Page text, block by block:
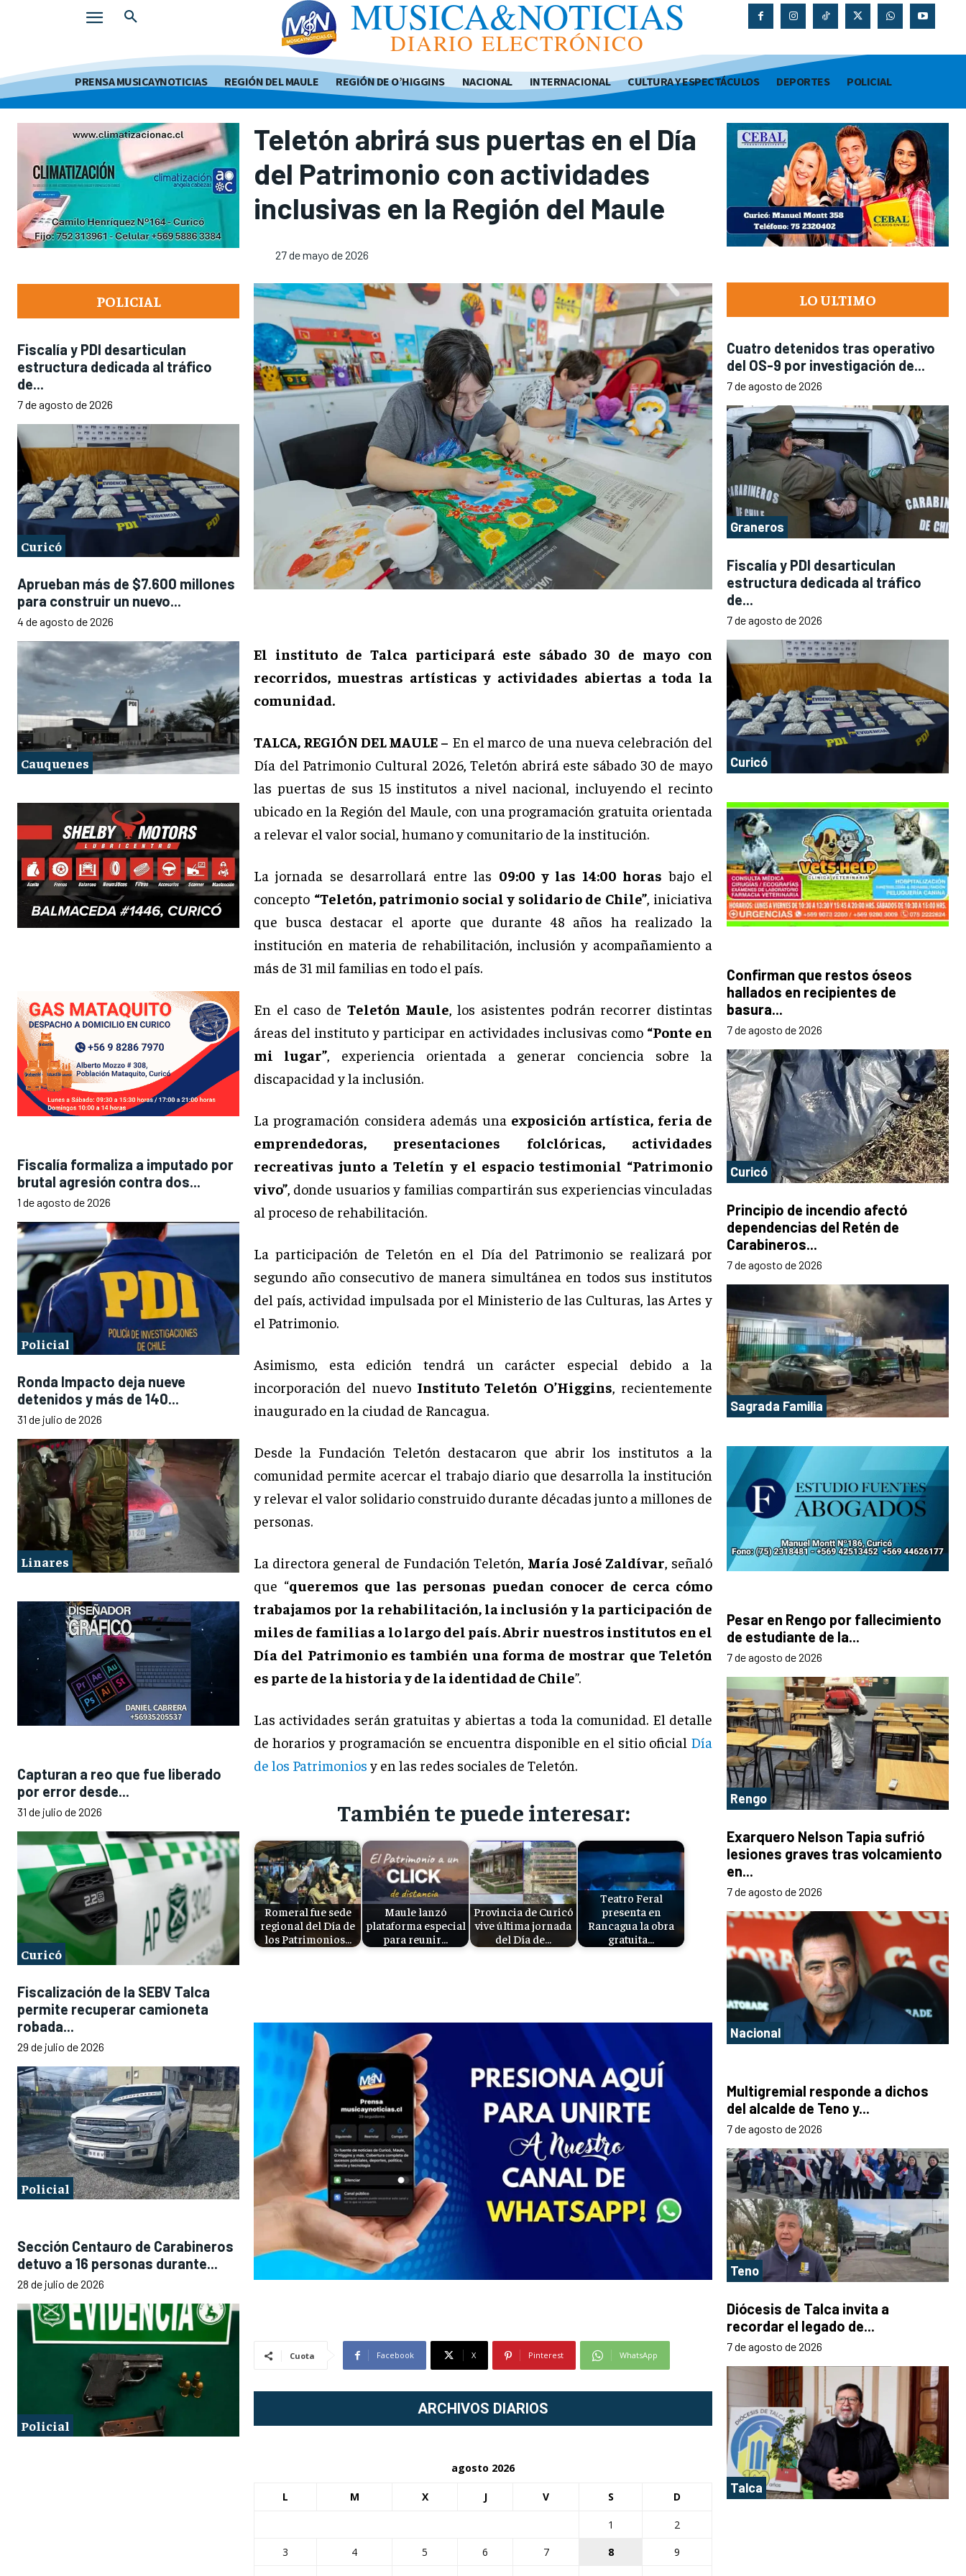
MUSICA&NOTICIAS
DIARIO ELECTRÓNICO
PRENSA MUSICAYNOTICIAS REGIÓN DEL MAULE REGIÓN DE O’HIGGINS NACIONAL INTERNACIONAL CULTURA Y ESPECTÁCULOS DEPORTES POLICIAL
POLICIAL
Fiscalía y PDI desarticulan
estructura dedicada al tráfico
de...
7 de agosto de 2026
Curicó
Aprueban más de $7.600 millones
para construir un nuevo...
4 de agosto de 2026
Cauquenes
Fiscalía formaliza a imputado por
brutal agresión contra dos...
1 de agosto de 2026
Policial
Ronda Impacto deja nueve
detenidos y más de 140...
31 de julio de 2026
Linares
Capturan a reo que fue liberado
por error desde...
31 de julio de 2026
Curicó
Fiscalización de la SEBV Talca
permite recuperar camioneta
robada...
29 de julio de 2026
Policial
Sección Centauro de Carabineros
detuvo a 16 personas durante...
28 de julio de 2026
Policial
Teletón abrirá sus puertas en el Día
del Patrimonio con actividades
inclusivas en la Región del Maule
27 de mayo de 2026
El instituto de Talca participará este sábado 30 de mayo con
recorridos, muestras artísticas y actividades abiertas a toda la
comunidad.
TALCA, REGIÓN DEL MAULE – En el marco de una nueva celebración del
Día del Patrimonio Cultural 2026, Teletón abrirá este sábado 30 de mayo
las puertas de sus 15 institutos a nivel nacional, incluyendo el recinto
ubicado en la Región del Maule, con una programación gratuita orientada
a relevar el valor social, humano y comunitario de la institución.
La jornada se desarrollará entre las 09:00 y las 14:00 horas bajo el
concepto “Teletón, patrimonio social y solidario de Chile”, iniciativa
que busca destacar el aporte que durante 48 años ha realizado la
institución en materia de rehabilitación, inclusión y acompañamiento a
más de 31 mil familias en todo el país.
En el caso de Teletón Maule , los asistentes podrán recorrer distintas
áreas del instituto y participar en actividades inclusivas como “Ponte en
mi lugar” , experiencia orientada a generar conciencia sobre la
discapacidad y la inclusión.
La programación considera además una exposición artística, feria de
emprendedoras, presentaciones folclóricas, actividades
recreativas junto a Teletín y el espacio testimonial “Patrimonio
vivo” , donde usuarios y familias compartirán sus experiencias vinculadas
al proceso de rehabilitación.
La participación de Teletón en el Día del Patrimonio se realizará por
segundo año consecutivo de manera simultánea en todos sus institutos
del país, actividad impulsada por el Ministerio de las Culturas, las Artes y
el Patrimonio.
Asimismo, esta edición tendrá un carácter especial debido a la
incorporación del nuevo Instituto Teletón O’Higgins , recientemente
inaugurado en la ciudad de Rancagua.
Desde la Fundación Teletón destacaron que abrir los institutos a la
comunidad permite acercar el trabajo diario que desarrolla la institución
y relevar el valor solidario construido durante décadas junto a millones de
personas.
La directora general de Fundación Teletón, María José Zaldívar , señaló
que “queremos que las personas puedan conocer de cerca cómo
trabajamos por la rehabilitación, la inclusión y la participación de
miles de familias a lo largo del país. Abrir nuestros institutos en el
Día del Patrimonio es también una forma de mostrar que Teletón
es parte de la historia y de la identidad de Chile”.
Las actividades serán gratuitas y abiertas a toda la comunidad. El detalle
de horarios y programación se encuentra disponible en el sitio oficial Día
de los Patrimonios y en las redes sociales de Teletón.
También te puede interesar:
Romeral fue sede
regional del Día de
los Patrimonios…
Maule lanzó
plataforma especial
para reunir…
Provincia de Curicó
vive última jornada
del Día de…
Teatro Feral
presenta en
Rancagua la obra
gratuita…
Cuota Facebook X Pinterest WhatsApp
ARCHIVOS DIARIOS
agosto 2026
L M X J V S D
1
2
3
4 5 6 7 8
9
LO ULTIMO
Cuatro detenidos tras operativo
del OS-9 por investigación de...
7 de agosto de 2026
Graneros
Fiscalía y PDI desarticulan
estructura dedicada al tráfico
de...
7 de agosto de 2026
Curicó
Confirman que restos óseos
hallados en recipientes de
basura...
7 de agosto de 2026
Curicó
Principio de incendio afectó
dependencias del Retén de
Carabineros...
7 de agosto de 2026
Sagrada Familia
Pesar en Rengo por fallecimiento
de estudiante de la...
7 de agosto de 2026
Rengo
Exarquero Nelson Tapia sufrió
lesiones graves tras volcamiento
en...
7 de agosto de 2026
Nacional
Multigremial responde a dichos
del alcalde de Teno y...
7 de agosto de 2026
Teno
Diócesis de Talca invita a
recordar el legado de...
7 de agosto de 2026
Talca